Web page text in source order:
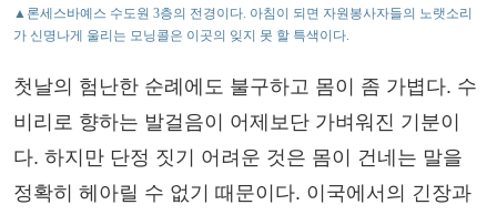
▲론세스바예스 수도원 3층의 전경이다. 아침이 되면 자원봉사자들의 노랫소리
가 신명나게 울리는 모닝콜은 이곳의 잊지 못 할 특색이다.
첫날의 험난한 순례에도 불구하고 몸이 좀 가볍다. 수
비리로 향하는 발걸음이 어제보단 가벼워진 기분이
다. 하지만 단정 짓기 어려운 것은 몸이 건네는 말을
정확히 헤아릴 수 없기 때문이다. 이국에서의 긴장과